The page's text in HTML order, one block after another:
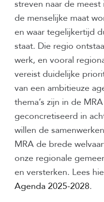
streven naar de
de menselijke maat
en waar tegelijkertijd
staat. Die regio
werk, en vooral
vereist duidelijke
van een ambitieuze
thema’s zijn in de
geconcretiseerd in
willen de
MRA de brede
onze regionale
en versterken. Lees
Agenda 2025-2028.